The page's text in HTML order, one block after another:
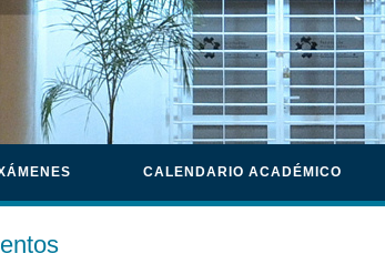
CALENDARIO ACADÉMICO